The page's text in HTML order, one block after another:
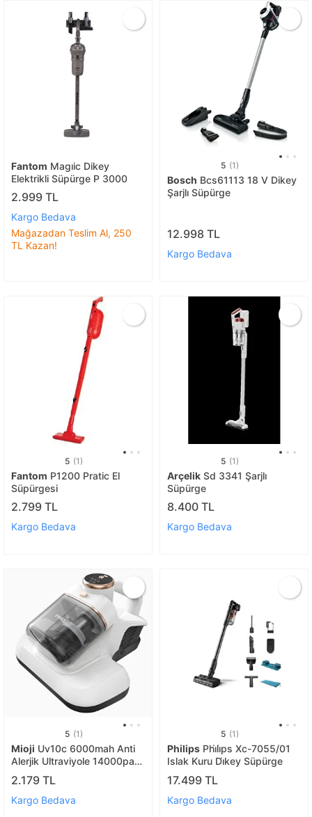
Fantom Magıic Dikey
Elektrikli Süpürge P 3000
2.999 TL
Kargo Bedava
Mağazadan Teslim Al, 250
TL Kazan!
5 (1)
Bosch Bcs61113 18 V Dikey
Şarjlı Süpürge
12.998 TL
Kargo Bedava
5 (1)
Fantom P1200 Pratic El
Süpürgesi
2.799 TL
Kargo Bedava
5 (1)
Arçelik Sd 3341 Şarjlı
Süpürge
8.400 TL
Kargo Bedava
5 (1)
Mioji Uv10c 6000mah Anti
Alerjik Ultraviyole 14000pa
Akar Mite Temizleyici
Kablosuz Şarjlı Süpürge
2.179 TL
Kargo Bedava
5 (1)
Philips Phi̇li̇ps Xc-7055/01
Islak Kuru Di̇key Süpürge
17.499 TL
Kargo Bedava